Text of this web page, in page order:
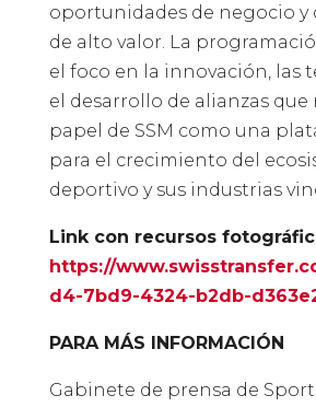
oportunidades de negocio y
de alto valor. La
el foco en la innovación, las
el desarrollo de alianzas que
papel de SSM como una
para el crecimiento del
deportivo y sus industrias
Link con recursos
https://
d4-7bd9-4324-b2db-
PARA MÁS INFORMACIÓN
Gabinete de prensa de